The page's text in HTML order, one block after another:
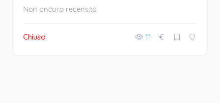
Non ancora recensito
Chiuso 11 €